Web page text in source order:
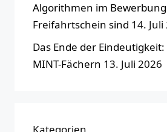
Algorithmen im
Freifahrtschein sind 14. Juli
Das Ende der
MINT-Fächern 13. Juli 2026
Kategorien